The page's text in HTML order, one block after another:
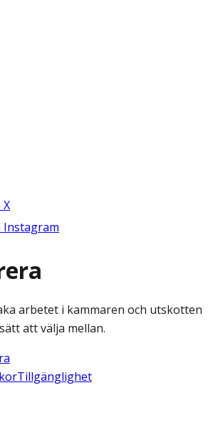
Instagram
arbetet i kammaren och utskotten
att välja mellan.
Tillgänglighet